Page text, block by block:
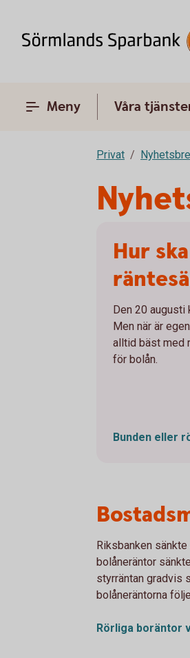
Meny Våra
Privat
Hur
Den 20 augusti
Men när är
alltid bäst med
för bolån.
Bunden eller
Riksbanken
bolåneräntor
styrräntan gradvis
bolåneräntorna
Rörliga boräntor